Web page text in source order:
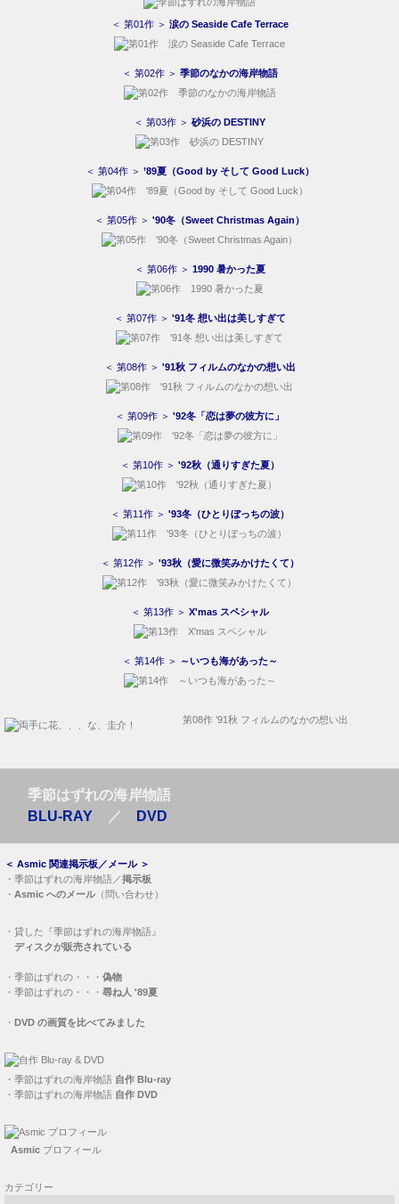
＜ 第01作 ＞ 涙の Seaside Cafe Terrace
＜ 第02作 ＞ 季節のなかの海岸物語
＜ 第03作 ＞ 砂浜の DESTINY
＜ 第04作 ＞ ’89夏（Good by そして Good Luck）
＜ 第05作 ＞ '90冬（Sweet Christmas Again）
＜ 第06作 ＞ 1990 暑かった夏
＜ 第07作 ＞ '91冬 想い出は美しすぎて
＜ 第08作 ＞ '91秋 フィルムのなかの想い出
＜ 第09作 ＞ '92冬「恋は夢の彼方に」
＜ 第10作 ＞ '92秋（通りすぎた夏）
＜ 第11作 ＞ '93冬（ひとりぼっちの波）
＜ 第12作 ＞ '93秋（愛に微笑みかけたくて）
＜ 第13作 ＞ X'mas スペシャル
＜ 第14作 ＞ ～いつも海があった～
第08作 ’91秋 フィルムのなかの想い出
季節はずれの海岸物語
BLU-RAY ／ DVD
＜ Asmic 関連掲示板／メール＞
・ 季節はずれの海岸物語／掲示板
・ Asmic へのメール（問い合わせ）
・ 貸した『季節はずれの海岸物語』
ディスクが販売されている
・ 季節はずれの・・・ 偽物
・ 季節はずれの・・・ 尋ね人 '89夏
・ DVD の画質を比べてみました
・ 季節はずれの海岸物語 自作 Blu-ray
・ 季節はずれの海岸物語 自作 DVD
Asmicプロフィール
カテゴリー